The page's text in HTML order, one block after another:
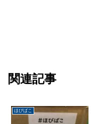
関連記事
ほびばこ